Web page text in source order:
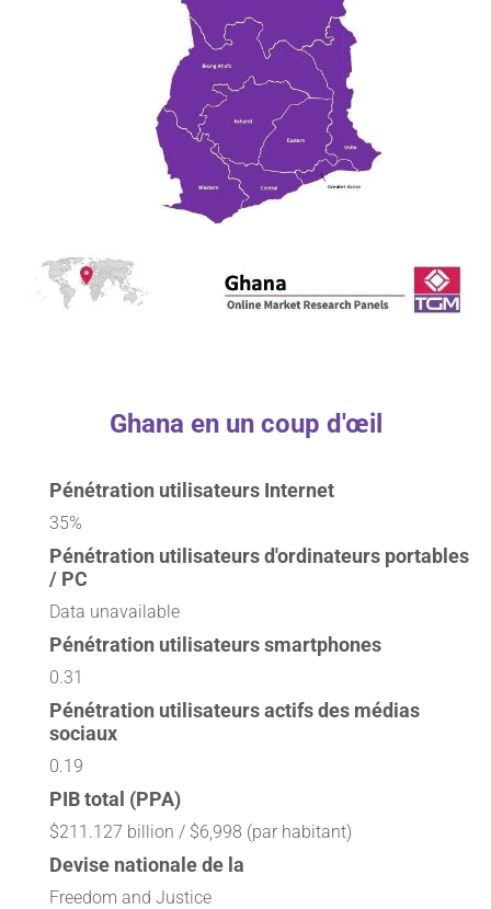
Ghana en un coup d'œil
Pénétration utilisateurs Internet
35%
Pénétration utilisateurs d'ordinateurs portables
/ PC
Data unavailable
Pénétration utilisateurs smartphones
0.31
Pénétration utilisateurs actifs des médias
sociaux
0.19
PIB total (PPA)
$211.127 billion / $6,998 (par habitant)
Devise nationale de la
Freedom and Justice